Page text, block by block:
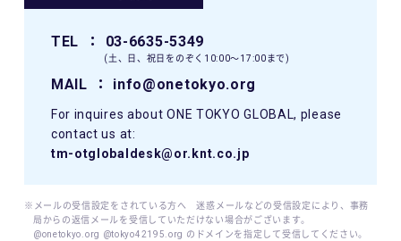
TEL ： 03-6635-5349
(土、日、祝日をのぞく10:00〜17:00まで)
MAIL ： info@onetokyo.org
For inquires about ONE TOKYO GLOBAL, please
contact us at:
tm-otglobaldesk@or.knt.co.jp
※メールの受信設定をされている方へ 迷惑メールなどの受信設定により、事務
局からの返信メールを受信していただけない場合がございます。
@onetokyo.org @tokyo42195.org のドメインを指定して受信してください。